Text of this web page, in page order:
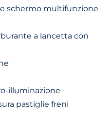
schermo multifunzione
a lancetta con
illuminazione
pastiglie freni